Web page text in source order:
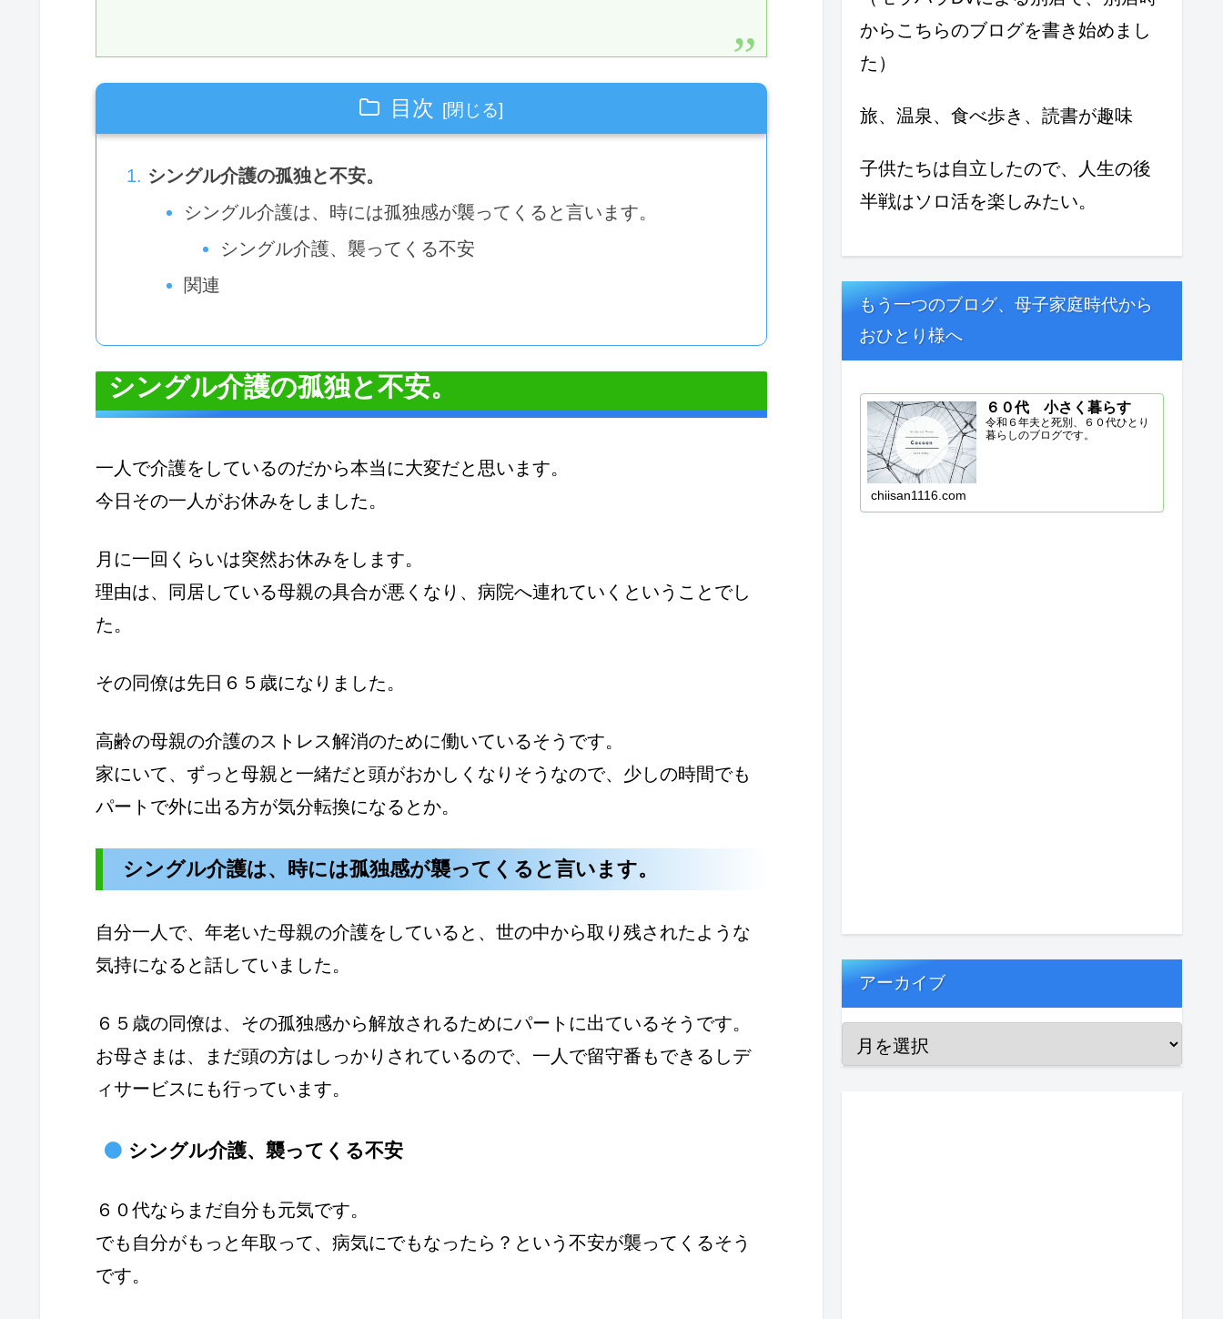
目次
シングル介護の孤独と不安。
シングル介護は、時には孤独感が襲ってくると言います。
シングル介護、襲ってくる不安
関連
シングル介護の孤独と不安。
一人で介護をしているのだから本当に大変だと思います。
今日その一人がお休みをしました。
月に一回くらいは突然お休みをします。
理由は、同居している母親の具合が悪くなり、病院へ連れていくということでし
た。
その同僚は先日６５歳になりました。
高齢の母親の介護のストレス解消のために働いているそうです。
家にいて、ずっと母親と一緒だと頭がおかしくなりそうなので、少しの時間でも
パートで外に出る方が気分転換になるとか。
シングル介護は、時には孤独感が襲ってくると言います。
自分一人で、年老いた母親の介護をしていると、世の中から取り残されたような
気持になると話していました。
６５歳の同僚は、その孤独感から解放されるためにパートに出ているそうです。
お母さまは、まだ頭の方はしっかりされているので、一人で留守番もできるしデ
ィサービスにも行っています。
シングル介護、襲ってくる不安
６０代ならまだ自分も元気です。
でも自分がもっと年取って、病気にでもなったら？という不安が襲ってくるそう
です。
からこちらのブログを書き始めまし
た）
旅、温泉、食べ歩き、読書が趣味
子供たちは自立したので、人生の後
半戦はソロ活を楽しみたい。
もう一つのブログ、母子家庭時代から
おひとり様へ
６０代 小さく暮らす
令和６年夫と死別、６０代ひとり
暮らしのブログです。
chiisan1116.com
アーカイブ